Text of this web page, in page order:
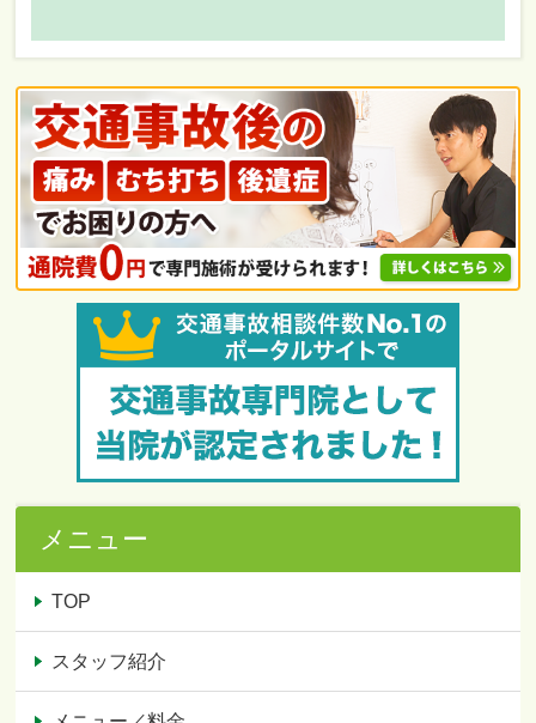
メニュー
TOP
スタッフ紹介